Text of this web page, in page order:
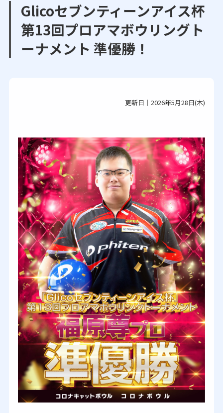
Glicoセブンティーンアイス杯
第13回プロアマボウリングト
ーナメント 準優勝！
更新日｜2026年5月28日(木)